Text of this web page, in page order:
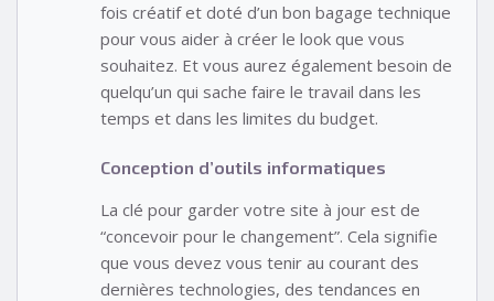
fois créatif et doté d’un bon bagage technique
pour vous aider à créer le look que vous
souhaitez. Et vous aurez également besoin de
quelqu’un qui sache faire le travail dans les
temps et dans les limites du budget.
Conception d’outils informatiques
La clé pour garder votre site à jour est de
“concevoir pour le changement”. Cela signifie
que vous devez vous tenir au courant des
dernières technologies, des tendances en